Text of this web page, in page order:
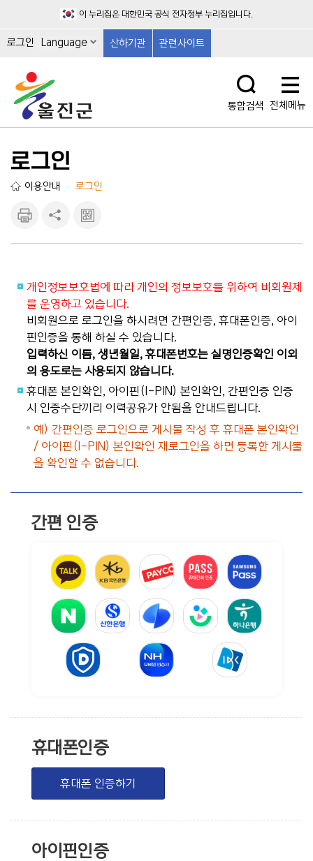
이 누리집은 대한민국 공식 전자정부 누리집입니다.
로그인 Language 산하기관 관련사이트
통합검색 전체메뉴
로그인
이용안내 로그인
기
기
크 보
개인정보보호법에 따라 개인의 정보보호를 위하여 비회원제
를 운영하고 있습니다.
비회원으로 로그인을 하시려면 간편인증, 휴대폰인증, 아이
핀인증을 통해 하실 수 있습니다.
입력하신 이름, 생년월일, 휴대폰번호는 실명인증확인 이외
의 용도로는 사용되지 않습니다.
휴대폰 본인확인, 아이핀(I-PIN) 본인확인, 간편인증 인증
시 인증수단끼리 이력공유가 안됨을 안내드립니다.
예) 간편인증 로그인으로 게시물 작성 후 휴대폰 본인확인
/ 아이핀(I-PIN) 본인확인 재로그인을 하면 등록한 게시물
을 확인할 수 없습니다.
간편 인증
휴대폰인증
휴대폰 인증하기
아이핀인증